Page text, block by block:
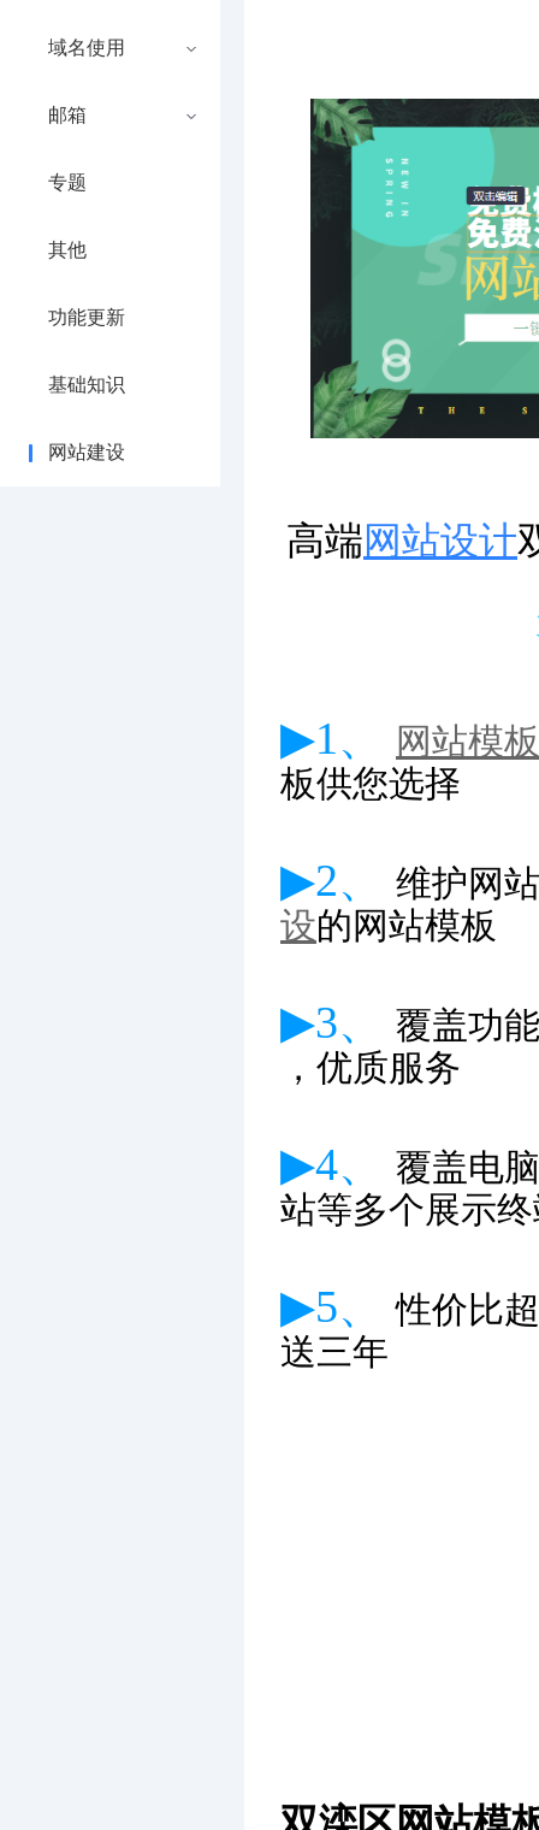
域名使用
邮箱
专题
其他
功能更新
基础知识
网站建设
高端网站设计
▶1、
网站模板
板供您选择
▶2、
维护网
设的网站模板
▶3、
覆盖功
，优质服务
▶4、
覆盖电
站等多个展示
▶5、性价比
送三年